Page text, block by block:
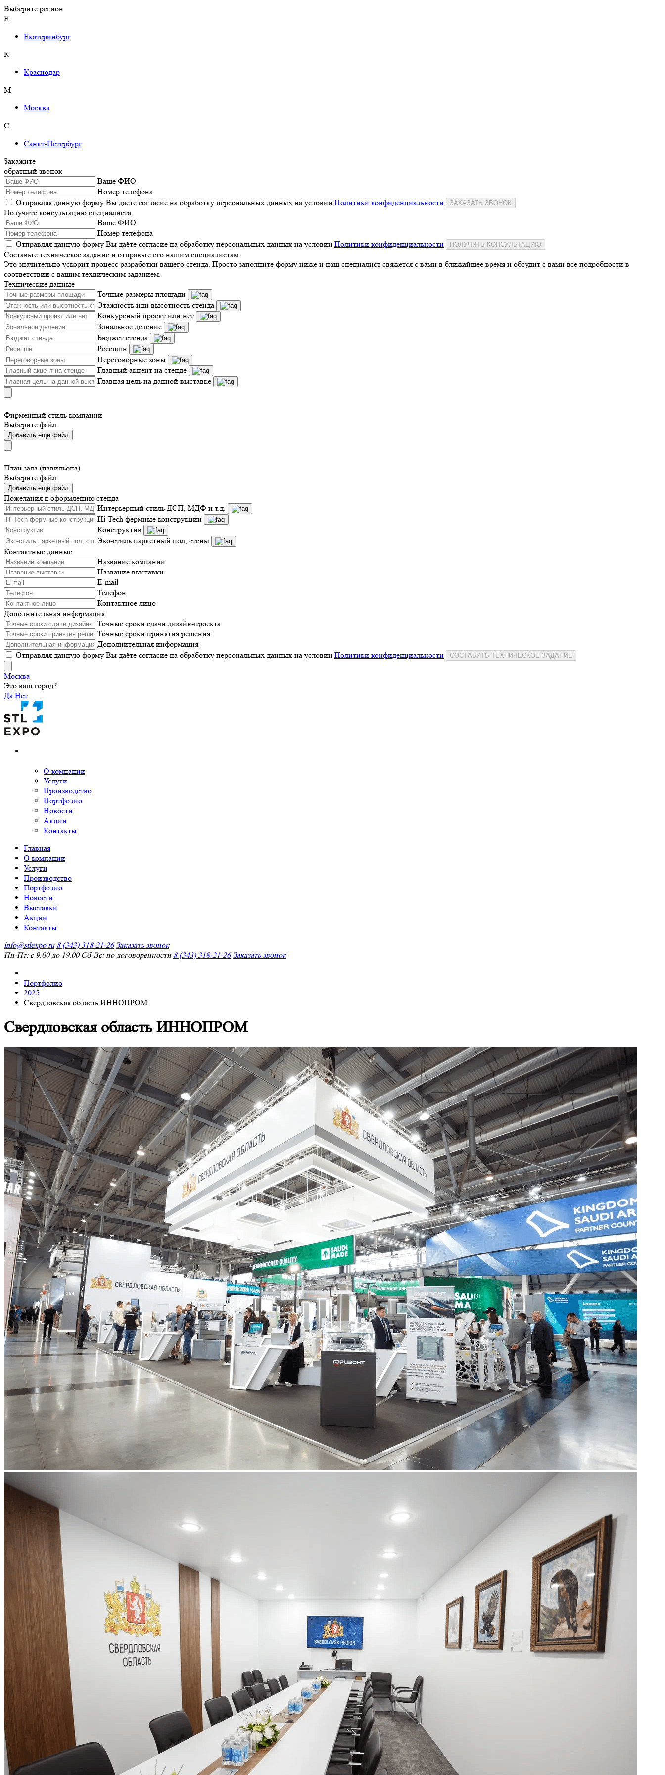
Выберите регион
Е
Екатеринбург
К
Краснодар
М
Москва
С
Санкт-Петербург
Закажите
обратный звонок
Ваше ФИО
Номер телефона
Отправляя данную форму Вы даёте согласие на обработку персональных данных на условии Политики конфиденциальности ЗАКАЗАТЬ ЗВОНОК
Получите консультацию специалиста
Ваше ФИО
Номер телефона
Отправляя данную форму Вы даёте согласие на обработку персональных данных на условии Политики конфиденциальности ПОЛУЧИТЬ КОНСУЛЬТАЦИЮ
Составьте техническое задание и отправьте его нашим специалистам
Это значительно ускорит процесс разработки вашего стенда. Просто заполните форму ниже и наш специалист свяжется с вами в ближайшее время и обсудит с вами все подробности в
соответствии с вашим техническим заданием.
Технические данные
Точные размеры площади
Этажность или высотность стенда
Конкурсный проект или нет
Зональное деление
Бюджет стенда
Ресепшн
Переговорные зоны
Главный акцент на стенде
Главная цель на данной выставке
Фирменный стиль компании
Выберите файл
Добавить ещё файл
План зала (павильона)
Выберите файл
Добавить ещё файл
Пожелания к оформлению стенда
Интерьерный стиль ДСП, МДФ и т.д.
Hi-Tech фермные конструкции
Конструктив
Эко-стиль паркетный пол, стены
Контактные данные
Название компании
Название выставки
E-mail
Телефон
Контактное лицо
Дополнительная информация
Точные сроки сдачи дизайн-проекта
Точные сроки принятия решения
Дополнительная информация
Отправляя данную форму Вы даёте согласие на обработку персональных данных на условии Политики конфиденциальности СОСТАВИТЬ ТЕХНИЧЕСКОЕ ЗАДАНИЕ
Москва
Это ваш город?
Да Нет
О компании
Услуги
Производство
Портфолио
Новости
Акции
Контакты
Главная
О компании
Услуги
Производство
Портфолио
Новости
Выставки
Акции
Контакты
info@stlexpo.ru 8 (343) 318-21-26 Заказать звонок
Пн-Пт: с 9.00 до 19.00 Сб-Вс: по договоренности 8 (343) 318-21-26 Заказать звонок
Портфолио
2025
Свердловская область ИННОПРОМ
Свердловская область ИННОПРОМ